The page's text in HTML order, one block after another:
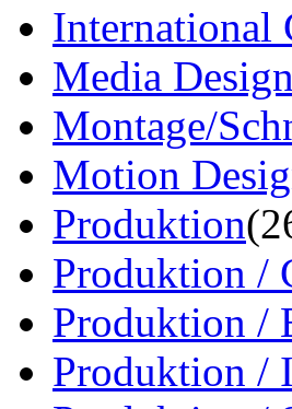
International
Media Design
Montage/
Motion
Produktion
Produktion /
Produktion /
Produktion /